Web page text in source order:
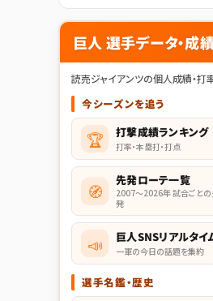
巨人 選手データ・成
読売ジャイアンツの個人成績・打
今シーズンを追う
🏆 打撃成績ランキング
打率・本塁打・打点
🧭
先発ローテ一覧
2007〜2026年 試合ごと
発
📣 巨人SNSリアルタイ
一軍の今日の話題を集約
選手名鑑・歴史